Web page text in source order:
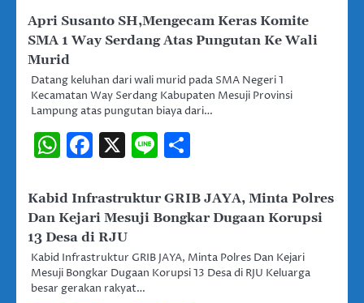
Apri Susanto SH,Mengecam Keras Komite
SMA 1 Way Serdang Atas Pungutan Ke Wali
Murid
Datang keluhan dari wali murid pada SMA Negeri 1
Kecamatan Way Serdang Kabupaten Mesuji Provinsi
Lampung atas pungutan biaya dari…
WhatsApp
Facebook
X Line
Kabid Infrastruktur GRIB JAYA, Minta Polres
Dan Kejari Mesuji Bongkar Dugaan Korupsi
13 Desa di RJU
Kabid Infrastruktur GRIB JAYA, Minta Polres Dan Kejari
Mesuji Bongkar Dugaan Korupsi 13 Desa di RJU Keluarga
besar gerakan rakyat…